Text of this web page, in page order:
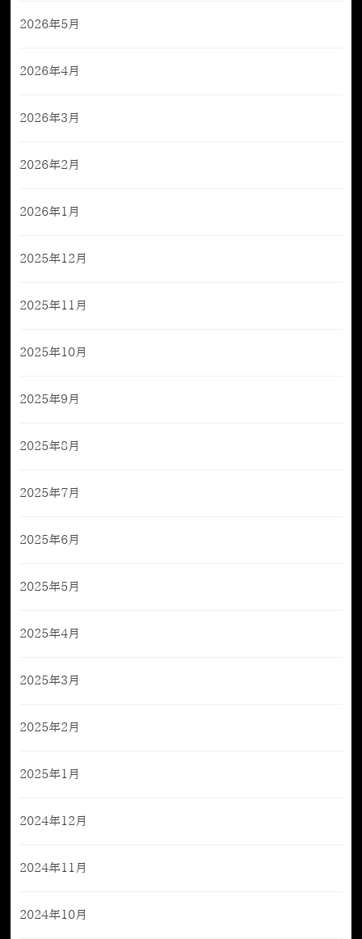
2026年5月
2026年4月
2026年3月
2026年2月
2026年1月
2025年12月
2025年11月
2025年10月
2025年9月
2025年8月
2025年7月
2025年6月
2025年5月
2025年4月
2025年3月
2025年2月
2025年1月
2024年12月
2024年11月
2024年10月